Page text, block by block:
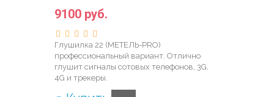
9100 руб.
Глушилка 22 (МЕТЕЛЬ-PRO)
профессиональный вариант. Отлично
глушит сигналы сотовых телефонов, 3G,
4G и трекеры.